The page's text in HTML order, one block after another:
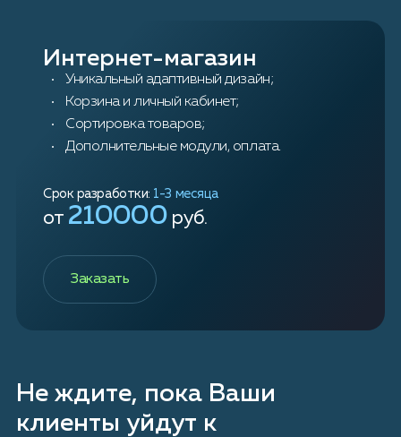
Интернет-магазин
Уникальный адаптивный дизайн;
Корзина и личный кабинет;
Сортировка товаров;
Дополнительные модули, оплата.
Срок разработки: 1-3 месяца
от 210000 руб.
Заказать
Не ждите, пока Ваши
клиенты уйдут к